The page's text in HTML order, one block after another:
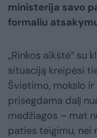
ministerija savo
formaliu
„Rinkos aikštė“ su
situaciją kreipėsi
Švietimo, mokslo
prisegdama dalį
medžiagos – mat
paties teigimu, nei